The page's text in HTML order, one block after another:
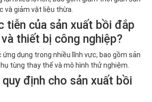
và giảm vật liệu thừa.
tiễn của sản xuất bồi đắp
thiết bị công nghiệp?
dụng trong nhiều lĩnh vực, bao gồm sản
tùng thay thế và mô hình thử nghiệm.
định cho sản xuất bồi